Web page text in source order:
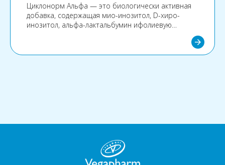
Циклонорм Альфа — это биологически активная
добавка, содержащая мио-инозитол, D-хиро-
инозитол, альфа-лактальбумин ифолиевую
улучшению работы различных систем организма,
включая репродуктивную, эндокринную и
arrow_forward